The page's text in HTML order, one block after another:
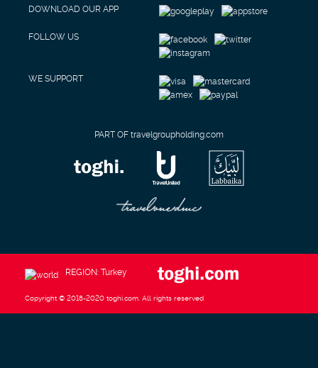
DOWNLOAD OUR APP
FOLLOW US
WE SUPPORT
PART OF travelgroupholding.com
REGION: Turkey
Copyright © 2018-2020 toghi.com. All rights reserved